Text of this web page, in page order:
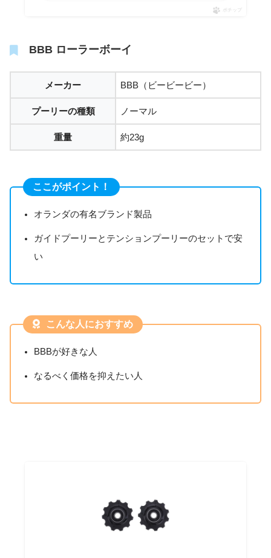
ポチップ
BBB ローラーボーイ
メーカー BBB（ビービービー）
プーリーの種類 ノーマル
重量 約23g
ここがポイント！
オランダの有名ブランド製品
ガイドプーリーとテンションプーリーのセットで安
い
こんな人におすすめ
BBBが好きな人
なるべく価格を抑えたい人